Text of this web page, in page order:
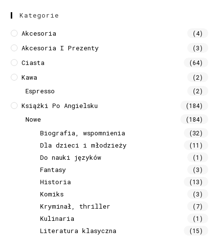
Kategorie
Akcesoria (4)
Akcesoria I Prezenty (3)
Ciasta (64)
Kawa (2)
Espresso (2)
Książki Po Angielsku (184)
Nowe (184)
Biografia, wspomnienia (32)
Dla dzieci i młodzieży (11)
Do nauki języków (1)
Fantasy (3)
Historia (13)
Komiks (3)
Kryminał, thriller (7)
Kulinaria (1)
Literatura klasyczna (15)